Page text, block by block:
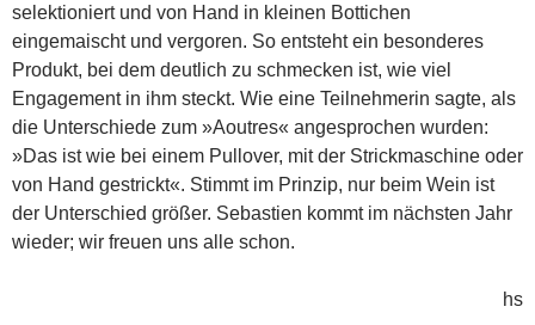
selektioniert und von Hand in kleinen Bottichen
eingemaischt und vergoren. So entsteht ein besonderes
Produkt, bei dem deutlich zu schmecken ist, wie viel
Engagement in ihm steckt. Wie eine Teilnehmerin sagte, als
die Unterschiede zum »Aoutres« angesprochen wurden:
»Das ist wie bei einem Pullover, mit der Strickmaschine oder
von Hand gestrickt«. Stimmt im Prinzip, nur beim Wein ist
der Unterschied größer. Sebastien kommt im nächsten Jahr
wieder; wir freuen uns alle schon.
hs